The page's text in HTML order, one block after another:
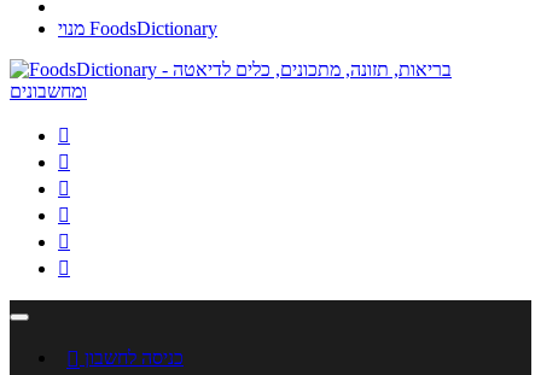
מנוי FoodsDictionary






 כניסה לחשבון